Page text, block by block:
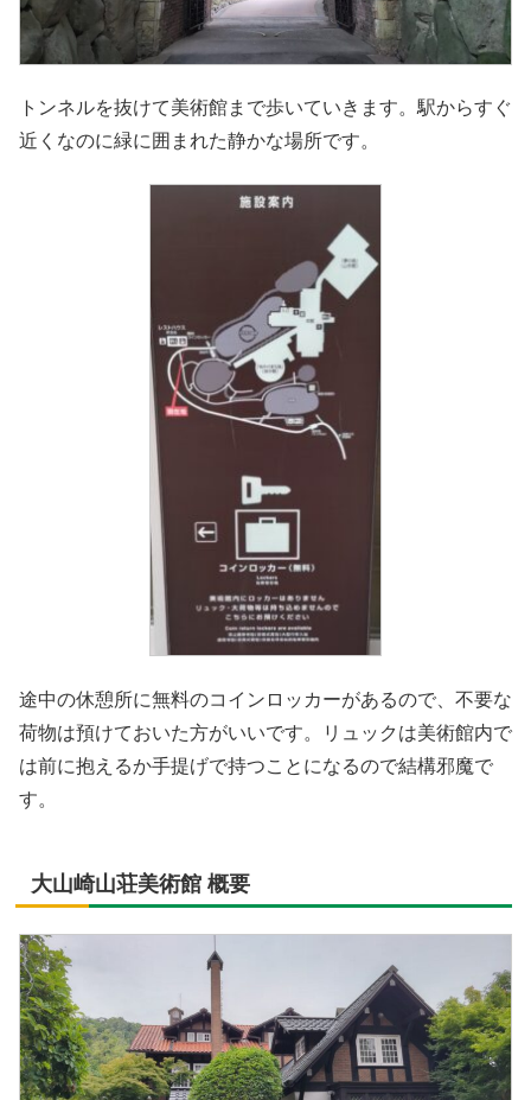
トンネルを抜けて美術館まで歩いていきます。駅からすぐ
近くなのに緑に囲まれた静かな場所です。
途中の休憩所に無料のコインロッカーがあるので、不要な
荷物は預けておいた方がいいです。リュックは美術館内で
は前に抱えるか手提げで持つことになるので結構邪魔で
す。
大山崎山荘美術館 概要